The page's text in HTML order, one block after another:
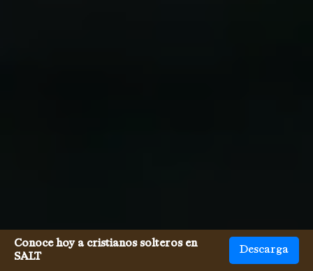
Conoce hoy a cristianos solteros en
SALT
Descarga